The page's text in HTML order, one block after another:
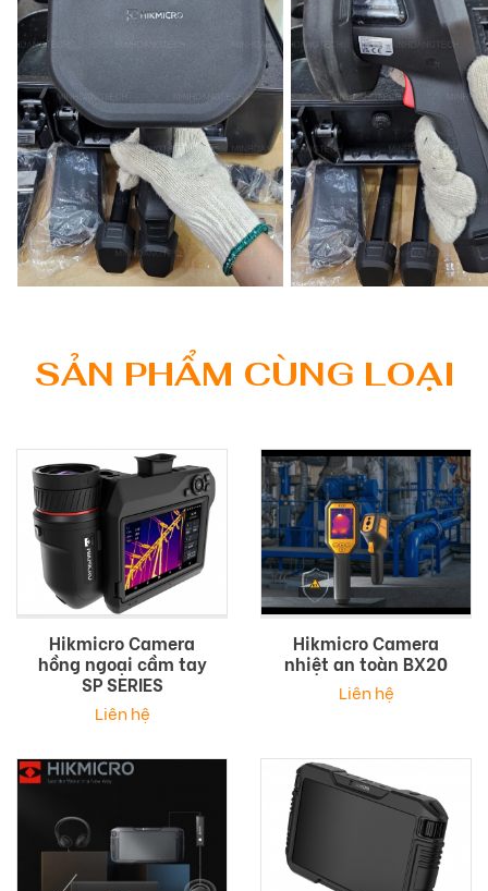
SẢN PHẨM CÙNG LOẠI
Hikmicro Camera
hồng ngoại cầm tay
SP SERIES
Liên hệ
Hikmicro Camera
nhiệt an toàn BX20
Liên hệ